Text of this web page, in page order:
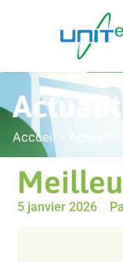
Actualité
Accueil - Actualités
5 janvier 2026